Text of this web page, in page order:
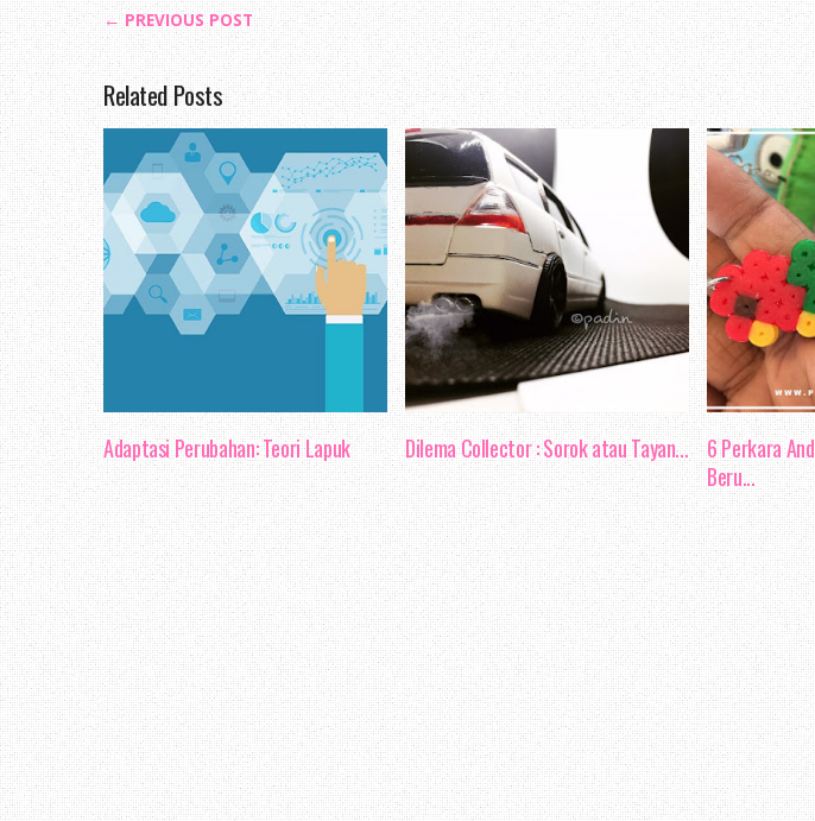
Antara kepentingan tumpuan dalam
dapat mengurangkan risiko kegagalan,
mengelakkan keadaan menjadi bertambah rumit.
pekerja tidak fokus dan hilang tumpuan semasa
arahan, kemungkinan besar kerja tidak dapat
dengan sempurna dan boleh jadi mengundang
Selain itu, fokus juga boleh mewujudkan
berkesan. Seperti yang di nyatakan dalam blog
komunikasi berkesan dalam organisasidapat
suasana kerja yang harmoni dan berkualiti.
sebegini memberi kesan positif baik kepada
dan juga individu.
← PREVIOUS POST
Related Posts
Adaptasi Perubahan: Teori Lapuk Dilema Collector : Sorok atau Tayan...
6 Perkara
Beru...